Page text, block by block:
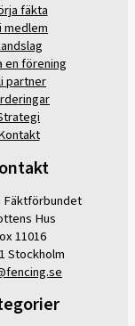
fäkta
medlem
en förening
partner
Fäktförbundet
Hus
11016
Stockholm